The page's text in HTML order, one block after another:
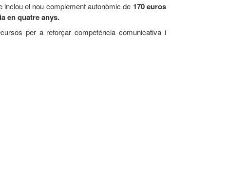
inclou el nou complement autonòmic de 170 euros
en quatre anys.
per a reforçar competència comunicativa i